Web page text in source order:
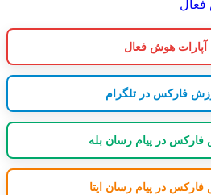
آپارات هوش فعال
فارکس در تلگرام
فارکس در پیام رسان بله
فارکس در پیام رسان ایتا